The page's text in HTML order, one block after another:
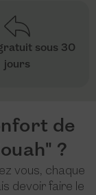
sous 30
jours
de
?
vous, chaque
devoir faire le